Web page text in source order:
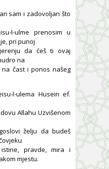
sam i zadovoljan što
l-ulme prenosim u
pri punoj
da ćeš ti ovaj
na
čast i ponos našeg
l-ulema Husein ef.
Allahu Uzvišenom
želju da budeš
pravde, mira i
mjestu.